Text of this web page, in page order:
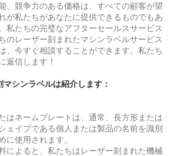
、競争力のある価格は、すべての顧客が望
が私たちがあなたに提供できるものでもあ
私たちの完璧なアフターセールスサービス
のレーザー刻まれたマシンラベルサービス
、今すぐ相談することができます。私たち
返信します！
マシンラベルは紹介します：
はネームプレートは、通常、長方形または
ェイプである個人または製品の名前を識別
に使用されます。
によると、私たちはレーザー刻まれた機械